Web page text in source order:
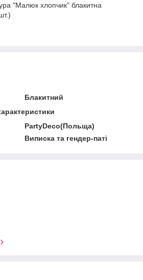
"Малюк хлопчик" блакитна
Блакитний
PartyDeco(Польща)
Виписка та гендер-паті